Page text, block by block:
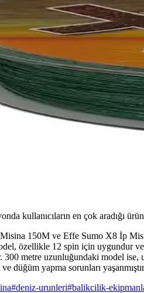
kullanıcıların en çok aradığı
150M ve Effe Sumo X8 İp
özellikle 12 spin için uygundur ve
metre uzunluğundaki model ise,
ve düğüm yapma sorunları
#deniz-urunleri#balikcilik-